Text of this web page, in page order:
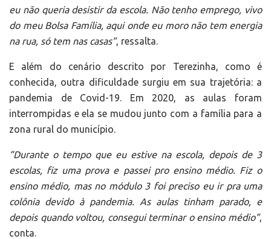
eu não queria desistir da escola. Não tenho emprego, vivo
do meu Bolsa Família, aqui onde eu moro não tem energia
na rua, só tem nas casas”, ressalta.
E além do cenário descrito por Terezinha, como é
conhecida, outra dificuldade surgiu em sua trajetória: a
pandemia de Covid-19. Em 2020, as aulas foram
interrompidas e ela se mudou junto com a família para a
zona rural do município.
“Durante o tempo que eu estive na escola, depois de 3
escolas, fiz uma prova e passei pro ensino médio. Fiz o
ensino médio, mas no módulo 3 foi preciso eu ir pra uma
colônia devido à pandemia. As aulas tinham parado, e
depois quando voltou, consegui terminar o ensino médio”,
conta.